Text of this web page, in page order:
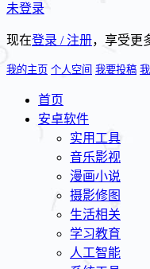
未登录
现在登录 / 注册，享受更
我的主页 个人空间 我要投稿
首页
安卓软件
实用工具
音乐影视
漫画小说
摄影修图
生活相关
学习教育
人工智能